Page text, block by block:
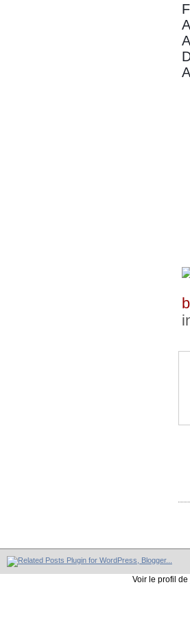
Voir le profil de